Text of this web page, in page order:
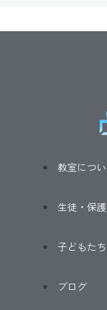
教室につ
生徒・保
子どもた
ブログ